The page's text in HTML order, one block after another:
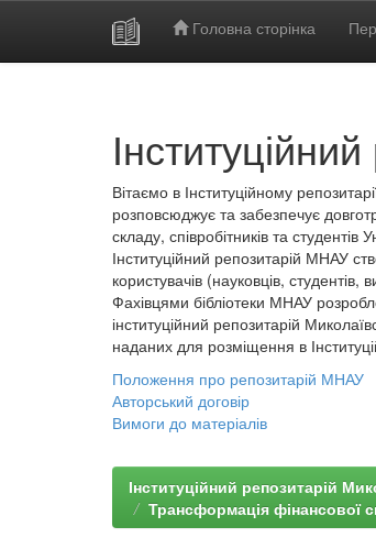
Головна сторінка
Вітаємо в Інституційному
розповсюджує та забезпечує
складу, співробітників та студентів
Інституційний репозитарій МНАУ
користувачів (науковців, студентів,
Фахівцями бібліотеки МНАУ
інституційний репозитарій
наданих для розміщення в
Положення про репозитарій МНАУ
Авторський договір
Вимоги до матеріалів
Інституційний репозитарій
Трансформація фінансової